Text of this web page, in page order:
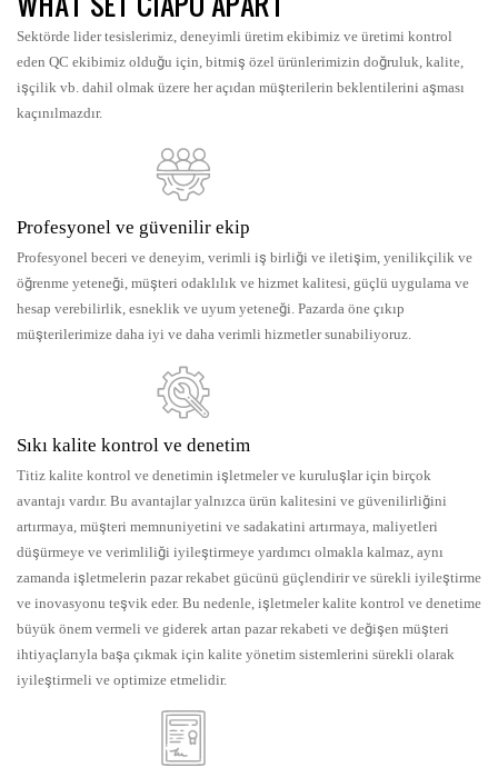
Sektörde lider tesislerimiz, deneyimli üretim ekibimiz ve üretimi kontrol
eden QC ekibimiz olduğu için, bitmiş özel ürünlerimizin doğruluk, kalite,
işçilik vb. dahil olmak üzere her açıdan müşterilerin beklentilerini aşması
kaçınılmazdır.
Profesyonel ve güvenilir ekip
Profesyonel beceri ve deneyim, verimli iş birliği ve iletişim, yenilikçilik ve
öğrenme yeteneği, müşteri odaklılık ve hizmet kalitesi, güçlü uygulama ve
hesap verebilirlik, esneklik ve uyum yeteneği. Pazarda öne çıkıp
müşterilerimize daha iyi ve daha verimli hizmetler sunabiliyoruz.
Sıkı kalite kontrol ve denetim
Titiz kalite kontrol ve denetimin işletmeler ve kuruluşlar için birçok
avantajı vardır. Bu avantajlar yalnızca ürün kalitesini ve güvenilirliğini
artırmaya, müşteri memnuniyetini ve sadakatini artırmaya, maliyetleri
düşürmeye ve verimliliği iyileştirmeye yardımcı olmakla kalmaz, aynı
zamanda işletmelerin pazar rekabet gücünü güçlendirir ve sürekli iyileştirme
ve inovasyonu teşvik eder. Bu nedenle, işletmeler kalite kontrol ve denetime
büyük önem vermeli ve giderek artan pazar rekabeti ve değişen müşteri
ihtiyaçlarıyla başa çıkmak için kalite yönetim sistemlerini sürekli olarak
iyileştirmeli ve optimize etmelidir.